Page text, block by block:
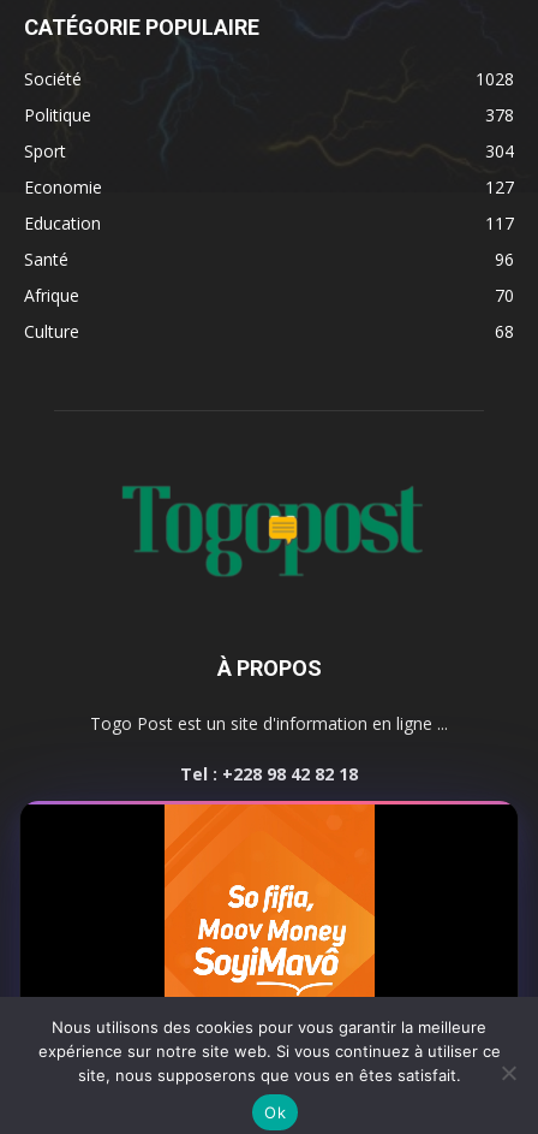
CATÉGORIE POPULAIRE
Société
1028
Politique
378
Sport
304
Economie
127
Education
117
Santé
96
Afrique
70
Culture
68
À PROPOS
Togo Post est un site d'information en ligne ...
Tel : +228 98 42 82 18
SUIVEZ NOUS
Africa-Newsroom Contact Activités du site
© Copyright 2025 Togo Post | Tous droits réservés
Nous utilisons des cookies pour vous garantir la meilleure
expérience sur notre site web. Si vous continuez à utiliser ce
site, nous supposerons que vous en êtes satisfait.
Ok